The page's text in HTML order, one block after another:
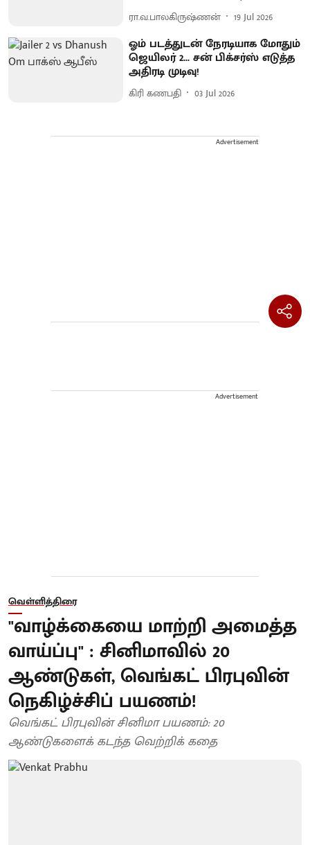
ரா.வ.பாலகிருஷ்ணன் 19 Jul 2026
ஓம் படத்துடன் நேரடியாக மோதும்
ஜெயிலர் 2... சன் பிக்சர்ஸ் எடுத்த
அதிரடி முடிவு!
கிரி கணபதி 03 Jul 2026
Advertisement
Advertisement
வெள்ளித்திரை
"வாழ்க்கையை மாற்றி அமைத்த
வாய்ப்பு" : சினிமாவில் 20
ஆண்டுகள், வெங்கட் பிரபுவின்
நெகிழ்ச்சிப் பயணம்!
வெங்கட் பிரபுவின் சினிமா பயணம்: 20
ஆண்டுகளைக் கடந்த வெற்றிக் கதை